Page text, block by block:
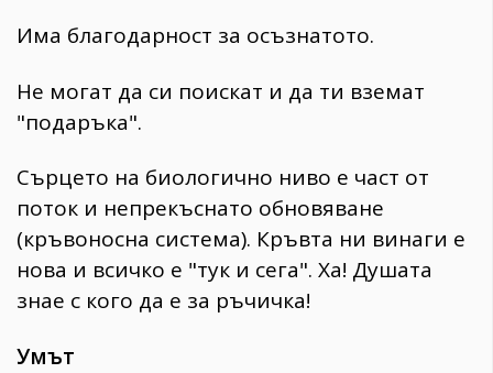
Има благодарност за осъзнатото.
Не могат да си поискат и да ти вземат
"подаръка".
Сърцето на биологично ниво е част от
поток и непрекъснато обновяване
(кръвоносна система). Кръвта ни винаги е
нова и всичко е "тук и сега". Ха! Душата
знае с кого да е за ръчичка!
Умът